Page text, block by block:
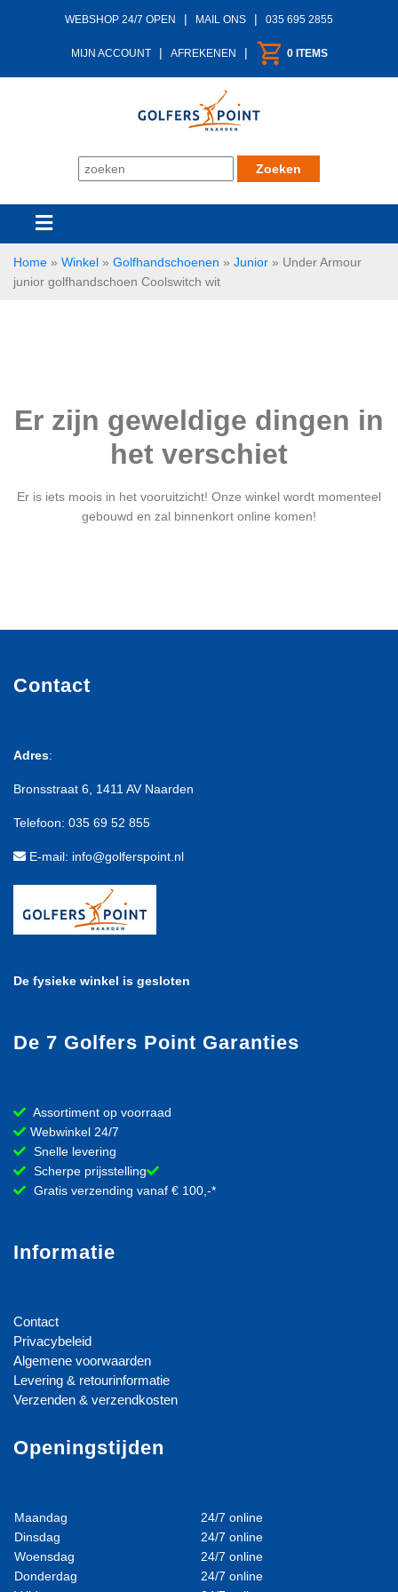
WEBSHOP 24/7 OPEN | MAIL ONS | 035 695 2855
MIJN ACCOUNT | AFREKENEN | 0 ITEMS
Home » Winkel » Golfhandschoenen » Junior » Under Armour
junior golfhandschoen Coolswitch wit
Er zijn geweldige dingen in
het verschiet
Er is iets moois in het vooruitzicht! Onze winkel wordt momenteel
gebouwd en zal binnenkort online komen!
Contact
Adres:
Bronsstraat 6, 1411 AV Naarden
Telefoon: 035 69 52 855
E-mail: info@golferspoint.nl
De fysieke winkel is gesloten
De 7 Golfers Point Garanties
Assortiment op voorraad
Webwinkel 24/7
Snelle levering
Scherpe prijsstelling
Gratis verzending vanaf € 100,-*
Informatie
Contact
Privacybeleid
Algemene voorwaarden
Levering & retourinformatie
Verzenden & verzendkosten
Openingstijden
Maandag
24/7 online
Dinsdag
24/7 online
Woensdag
24/7 online
Donderdag
24/7 online